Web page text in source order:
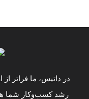
در داتیس، ما فراتر
رشد کسب‌وکار شما